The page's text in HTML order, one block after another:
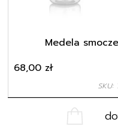
Medela
SKU:
68,00 zł